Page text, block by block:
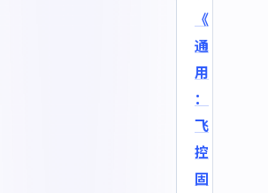
《
通
用
：
飞
控
固